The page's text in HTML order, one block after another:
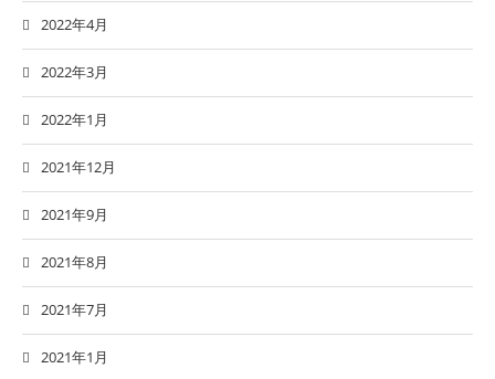
2022年4月
2022年3月
2022年1月
2021年12月
2021年9月
2021年8月
2021年7月
2021年1月